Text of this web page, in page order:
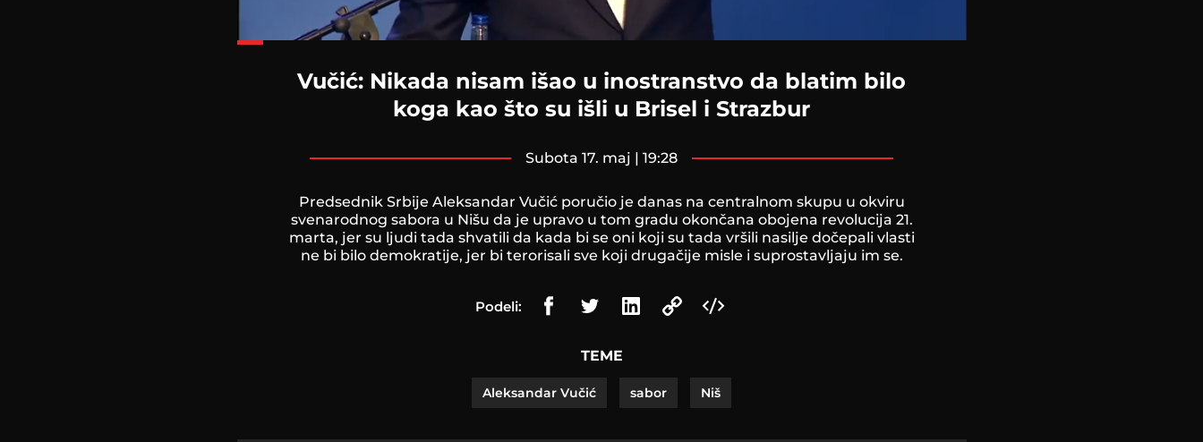
Vučić: Nikada nisam išao u inostranstvo da blatim bilo
koga kao što su išli u Brisel i Strazbur
subota 17. maj | 19:28
Predsednik Srbije Aleksandar Vučić poručio je danas na centralnom skupu u okviru
svenarodnog sabora u Nišu da je upravo u tom gradu okončana obojena revolucija 21.
marta, jer su ljudi tada shvatili da kada bi se oni koji su tada vršili nasilje dočepali vlasti
ne bi bilo demokratije, jer bi terorisali sve koji drugačije misle i suprostavljaju im se.
Podeli:
TEME
Aleksandar Vučić sabor Niš